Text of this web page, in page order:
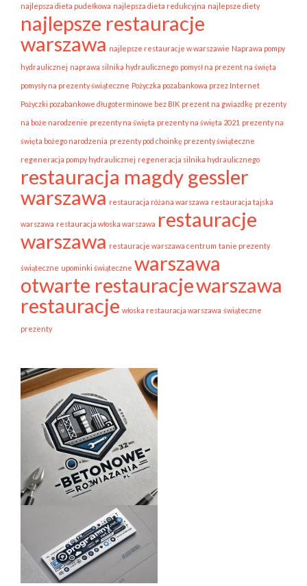
najlepsza dieta pudełkowa najlepsza dieta redukcyjna najlepsze diety
najlepsze restauracje
warszawa najlepsze restauracje w warszawie Naprawa pompy
hydraulicznej naprawa silnika hydraulicznego pomysł na prezent na święta
pomysły na prezenty świąteczne Pożyczka pozabankowa przez Internet
Pożyczki pozabankowe długoterminowe bez BIK prezent na gwiazdkę prezenty
na boże narodzenie prezenty na święta prezenty na święta 2021 prezenty na
święta bożego narodzenia prezenty pod choinkę prezenty świąteczne
regeneracja pompy hydraulicznej regeneracja silnika hydraulicznego
restauracja magdy gessler
warszawa restauracja różana warszawa restauracja tajska
warszawa restauracja włoska warszawa restauracje
warszawa restauracje warszawa centrum tanie prezenty
świąteczne upominki świąteczne warszawa
otwarte restauracjewarszawa
restauracje włoska restauracja warszawa świąteczne
prezenty